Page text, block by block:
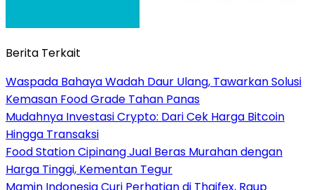
Berita Terkait
Waspada Bahaya Wadah Daur Ulang, Tawarkan Solusi
Kemasan Food Grade Tahan Panas
Mudahnya Investasi Crypto: Dari Cek Harga Bitcoin
Hingga Transaksi
Food Station Cipinang Jual Beras Murahan dengan
Harga Tinggi, Kementan Tegur
Mamin Indonesia Curi Perhatian di Thaifex, Raup